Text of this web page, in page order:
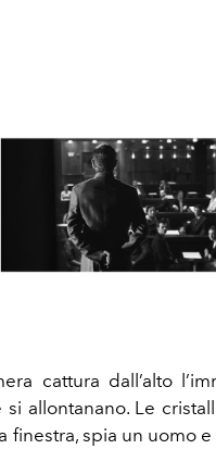
cattura dall’alto
allontanano. Le
finestra, spia un uomo